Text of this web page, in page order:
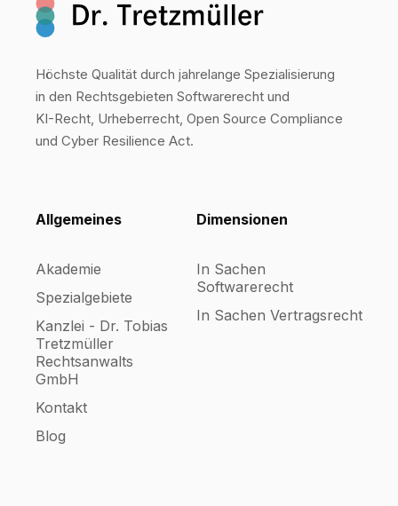
Höchste Qualität durch jahrelange Spezialisierung
in den Rechtsgebieten Softwarerecht und
KI-Recht, Urheberrecht, Open Source Compliance
und Cyber Resilience Act.
Allgemeines
Akademie
Spezialgebiete
Kanzlei - Dr. Tobias
Tretzmüller
Rechtsanwalts
GmbH
Kontakt
Blog
Dimensionen
In Sachen
Softwarerecht
In Sachen Vertragsrecht